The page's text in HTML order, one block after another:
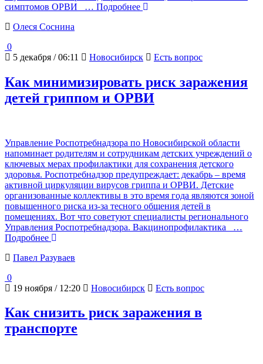
симптомов ОРВИ
… Подробнее
Олеся Соснина
0
5 декабря / 06:11
Новосибирск Есть вопрос
Как минимизировать риск заражения
детей гриппом и ОРВИ
Управление Роспотребнадзора по Новосибирской области
напоминает родителям и сотрудникам детских учреждений о
ключевых мерах профилактики для сохранения детского
здоровья. Роспотребнадзор предупреждает: декабрь – время
активной циркуляции вирусов гриппа и ОРВИ. Детские
организованные коллективы в это время года являются зоной
повышенного риска из-за тесного общения детей в
помещениях. Вот что советуют специалисты регионального
Управления Роспотребнадзора. Вакцинопрофилактика
…
Подробнее
Павел Разуваев
0
19 ноября / 12:20
Новосибирск Есть вопрос
Как снизить риск заражения в
транспорте